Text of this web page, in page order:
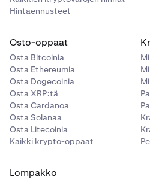
Hintaennusteet
Osto-oppaat
Osta Bitcoinia
Osta Ethereumia
Osta Dogecoinia
Osta XRP:tä
Osta Cardanoa
Osta Solanaa
Osta Litecoinia
Kaikki krypto-oppaat
Lompakko